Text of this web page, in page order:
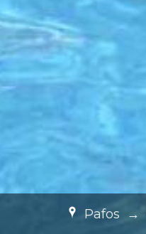
Pafos →